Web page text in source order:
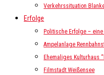
Verkehrssituation
Erfolge
Politische Erfolge –
Ampelanlage
Ehemaliges Kulturhaus
Filmstadt Weißensee